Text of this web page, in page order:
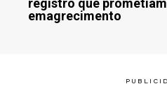
registro que prometiam
emagrecimento